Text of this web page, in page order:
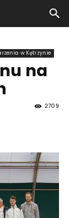
w Kętrzynie
na
2709